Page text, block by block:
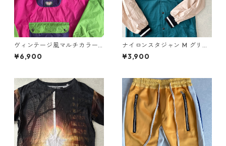
ヴィンテージ風マルチカラー
ナイロンブルゾンアノラック
パーカー マルチ 古着 メンズ
¥6,900
ナイロンスタジャン M グリー
ン×ベージュ 古着 メンズ
¥3,900